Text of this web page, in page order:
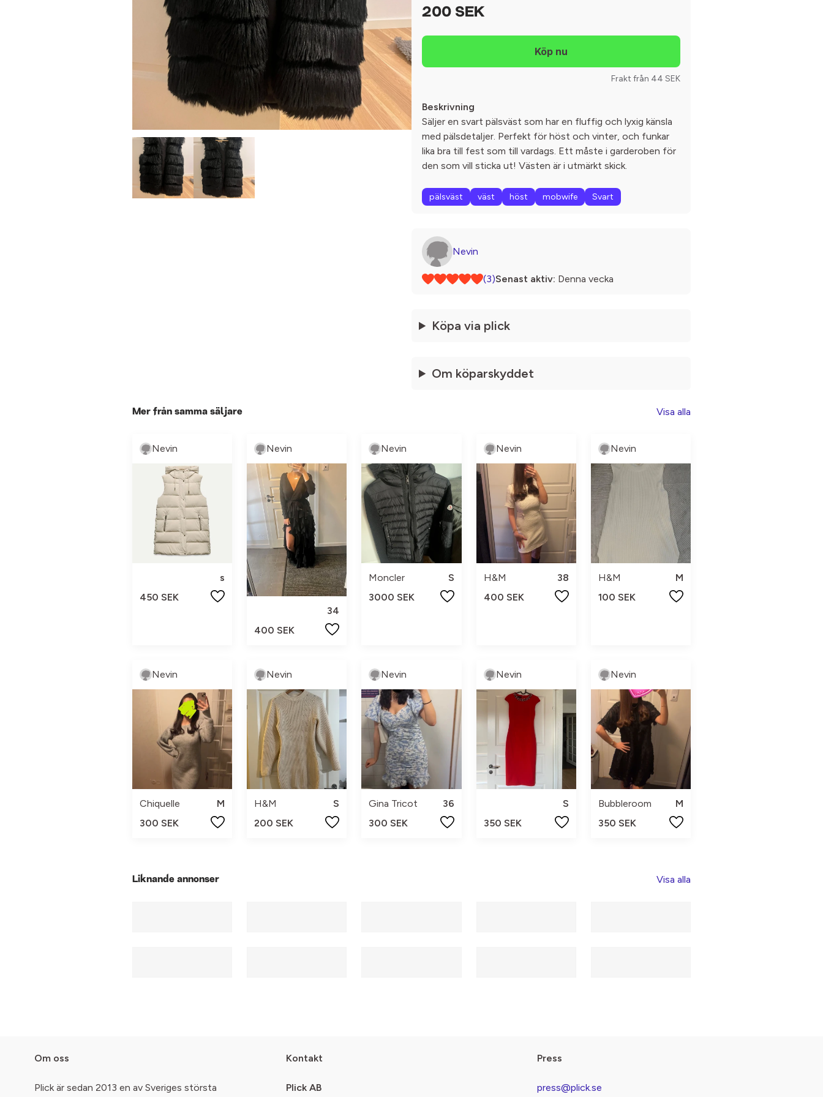
200 SEK
Frakt från 44 SEK
Beskrivning
Säljer en svart pälsväst som har en fluffig och lyxig känsla
med pälsdetaljer. Perfekt för höst och vinter, och funkar
lika bra till fest som till vardags. Ett måste i garderoben för
den som vill sticka ut! Västen är i utmärkt skick.
pälsväst väst höst mobwife Svart
Nevin
(3)Senast aktiv: Denna vecka
Köpa via plick
Om köparskyddet
Mer från samma säljare Visa alla
Nevin
s
450 SEK
Nevin
34
400 SEK
Nevin
Moncler
S
3000 SEK
Nevin
H&M
38
400 SEK
Nevin
H&M
M
100 SEK
Nevin
Chiquelle
M
300 SEK
Nevin
H&M
S
200 SEK
Nevin
Gina Tricot
36
300 SEK
Nevin
S
350 SEK
Nevin
Bubbleroom
M
350 SEK
Liknande annonser Visa alla
Om oss
Plick är sedan 2013 en av Sveriges största
Kontakt
Plick AB
Press
press@plick.se